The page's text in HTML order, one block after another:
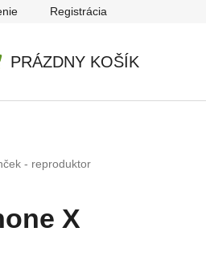
Registrácia
PRÁZDNY KOŠÍK
- reproduktor
X